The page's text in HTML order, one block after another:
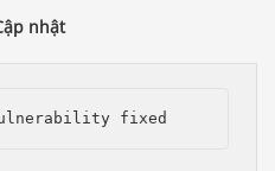
nhật
vulnerability fixed